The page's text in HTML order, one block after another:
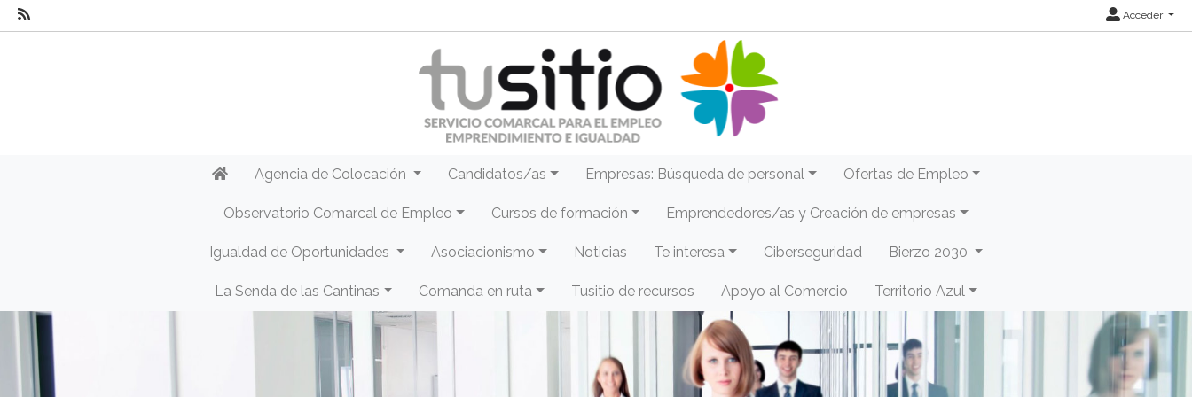
Acceder
Agencia de Colocación Candidatos/as Empresas: Búsqueda de personal Ofertas de Empleo
Observatorio Comarcal de Empleo Cursos de formación Emprendedores/as y Creación de empresas
Igualdad de Oportunidades Asociacionismo Noticias Te interesa Ciberseguridad Bierzo 2030
La Senda de las Cantinas Comanda en ruta Tusitio de recursos Apoyo al Comercio Territorio Azul